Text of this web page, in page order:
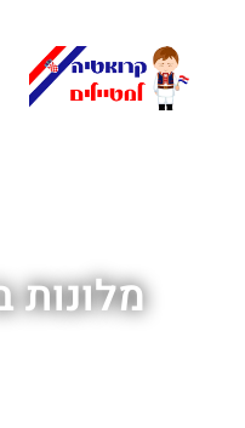
מלונות